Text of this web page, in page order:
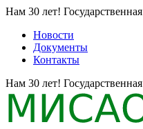
Нам 30 лет! Государственная
Новости
Документы
Контакты
Нам 30 лет! Государственная